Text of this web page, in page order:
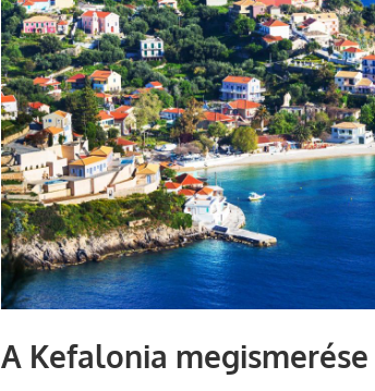
A Kefalonia megismerése